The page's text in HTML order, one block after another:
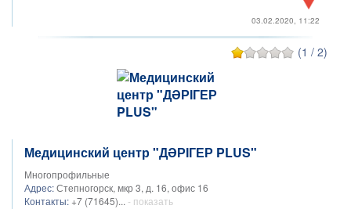
03.02.2020, 11:22
(1 / 2)
Медицинский центр "ДӘРІГЕР PLUS"
Многопрофильные
Адрес:Степногорск, мкр 3, д. 16, офис 16
Контакты: +7 (71645)... - показать